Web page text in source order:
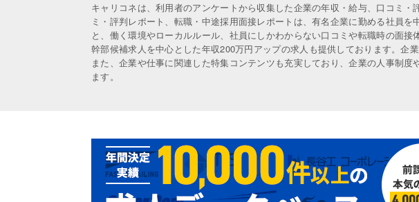
キャリコネは、利用者のアンケートから収集した企業の年収・給与、口コミ
ミ・評判レポート、転職・中途採用面接レポートは、有名企業に勤める社員
と、働く環境やローカルルール、社員にしかわからない口コミや転職時の面接
幹部候補求人を中心とした年収200万円アップの求人も提供しております。企
また、企業や仕事に関連した特集コンテンツも充実しており、企業の人事制
ます。